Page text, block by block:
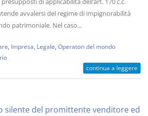
avvalersi del regime di impignorabilità
patrimoniale. Nel caso...
Impresa Legale Operatori del mondo
continua a leggere
silente del promittente venditore ed